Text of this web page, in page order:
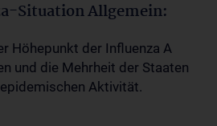
Situation Allgemein:
Höhepunkt der Influenza A
und die Mehrheit der Staaten
Aktivität.